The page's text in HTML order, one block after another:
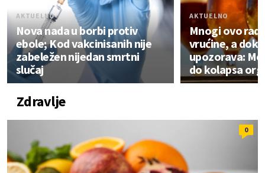
AKTUELNO
Nova nada u borbi protiv
ebole; Kod vakcinisanih nije
zabeležen nijedan smrtni
slučaj
AKTUELNO
Mnogi ovo
vrućine, a
upozorava:
do kolapsa
Zdravlje
0